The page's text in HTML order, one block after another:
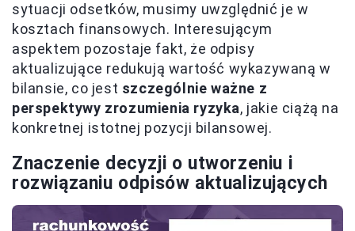
sytuacji odsetków, musimy uwzględnić je w
kosztach finansowych. Interesującym
aspektem pozostaje fakt, że odpisy
aktualizujące redukują wartość wykazywaną w
bilansie, co jest szczególnie ważne z
perspektywy zrozumienia ryzyka, jakie ciążą na
konkretnej istotnej pozycji bilansowej.
Znaczenie decyzji o utworzeniu i
rozwiązaniu odpisów aktualizujących